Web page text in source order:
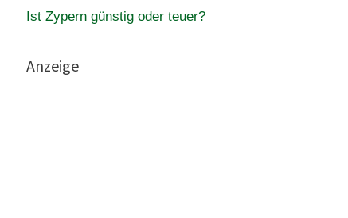
Ist Zypern günstig oder teuer?
Anzeige